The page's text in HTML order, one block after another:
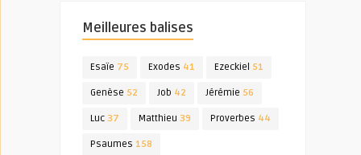
Meilleures balises
Esaïe 75 Exodes 41 Ezeckiel 51
Genèse 52 Job 42 Jérémie 56
Luc 37 Matthieu 39 Proverbes 44
Psaumes 158